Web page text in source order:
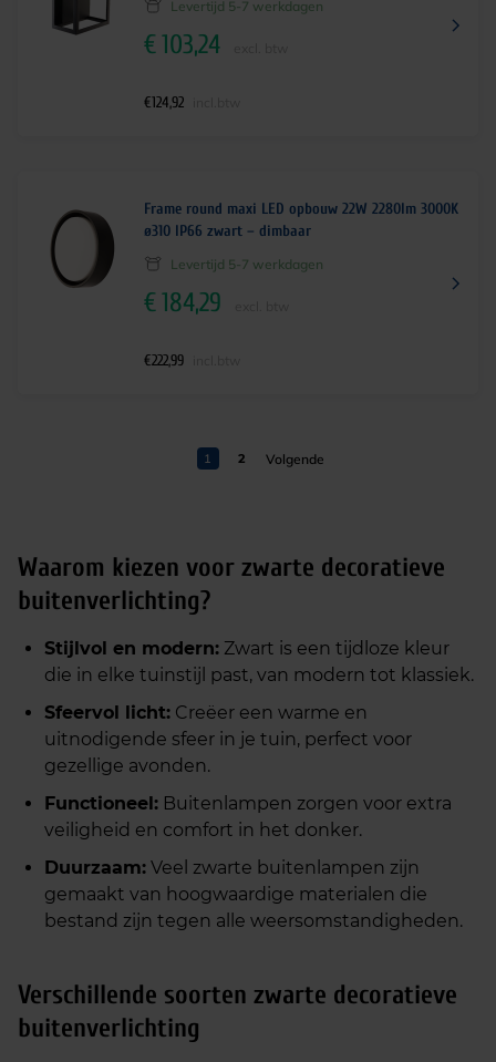
Levertijd 5-7 werkdagen
€103,24
€124,92
Frame round maxi LED opbouw 22W 2280lm 3000K
ø310 IP66 zwart – dimbaar
Levertijd 5-7 werkdagen
€184,29
€222,99
1 2
Waarom kiezen voor zwarte decoratieve
buitenverlichting?
Stijlvol en modern: Zwart is een tijdloze kleur
die in elke tuinstijl past, van modern tot klassiek.
Sfeervol licht: Creëer een warme en
uitnodigende sfeer in je tuin, perfect voor
gezellige avonden.
Functioneel: Buitenlampen zorgen voor extra
veiligheid en comfort in het donker.
Duurzaam: Veel zwarte buitenlampen zijn
gemaakt van hoogwaardige materialen die
bestand zijn tegen alle weersomstandigheden.
Verschillende soorten zwarte decoratieve
buitenverlichting